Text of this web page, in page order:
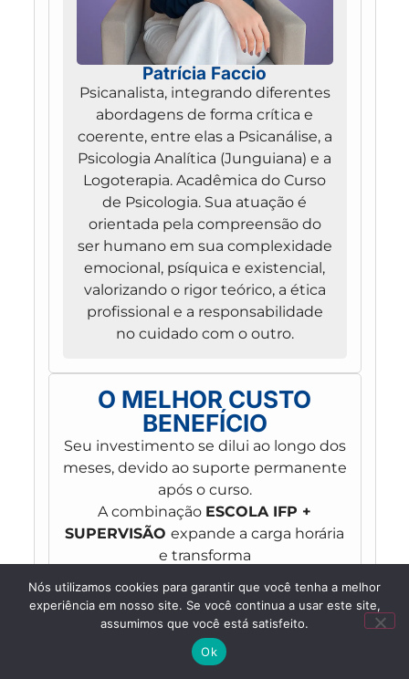
Patrícia Faccio
Psicanalista, integrando diferentes
abordagens de forma crítica e
coerente, entre elas a Psicanálise, a
Psicologia Analítica (Junguiana) e a
Logoterapia. Acadêmica do Curso
de Psicologia. Sua atuação é
orientada pela compreensão do
ser humano em sua complexidade
emocional, psíquica e existencial,
valorizando o rigor teórico, a ética
profissional e a responsabilidade
no cuidado com o outro.
O MELHOR CUSTO
BENEFÍCIO
Seu investimento se dilui ao longo dos
meses, devido ao suporte permanente
após o curso.
A combinação ESCOLA IFP +
SUPERVISÃO expande a carga horária
e transforma
com o melhor custo–benefício do
mercado.
centenas de avaliações reais
Nós utilizamos cookies para garantir que você tenha a melhor
experiência em nosso site. Se você continua a usar este site,
assumimos que você está satisfeito.
Ok